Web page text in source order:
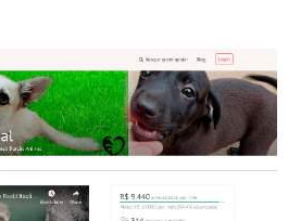
campanha?
da sua campanha?
de capa da sua